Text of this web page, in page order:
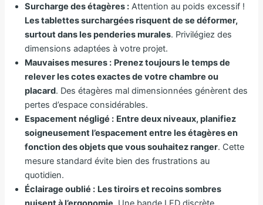
Surcharge des étagères : Attention au poids excessif !
Les tablettes surchargées risquent de se déformer,
surtout dans les penderies murales. Privilégiez des
dimensions adaptées à votre projet.
Mauvaises mesures : Prenez toujours le temps de
relever les cotes exactes de votre chambre ou
placard. Des étagères mal dimensionnées génèrent des
pertes d’espace considérables.
Espacement négligé : Entre deux niveaux, planifiez
soigneusement l’espacement entre les étagères en
fonction des objets que vous souhaitez ranger. Cette
mesure standard évite bien des frustrations au
quotidien.
Éclairage oublié : Les tiroirs et recoins sombres